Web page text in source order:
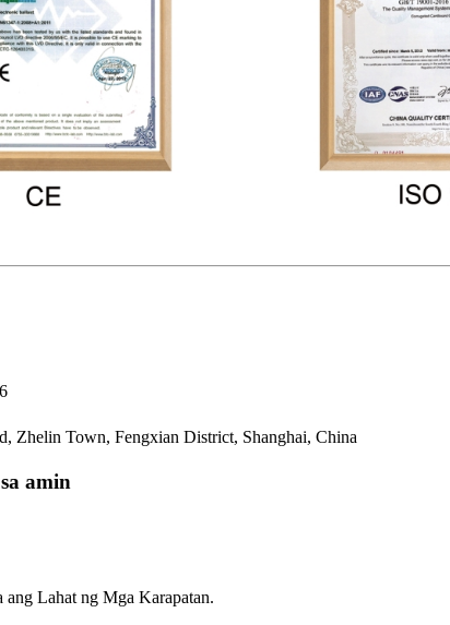
Zhelin Town, Fengxian District, Shanghai, China
amin
Lahat ng Mga Karapatan.